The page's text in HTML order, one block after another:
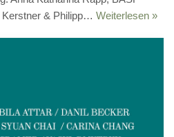
Kerstner & Philipp… Weiterlesen »